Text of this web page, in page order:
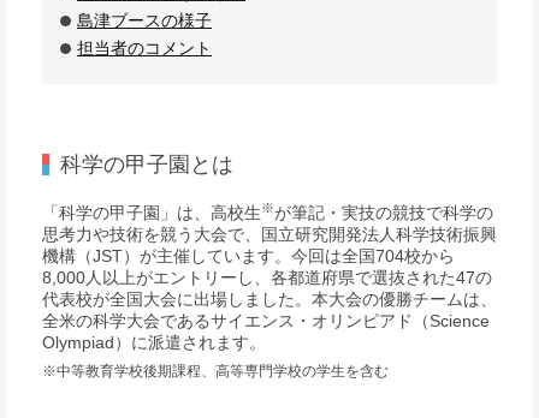
島津ブースの様子
担当者のコメント
科学の甲子園とは
「科学の甲子園」は、高校生※が筆記・実技の競技で科学の
思考力や技術を競う大会で、国立研究開発法人科学技術振興
機構（JST）が主催しています。今回は全国704校から
8,000人以上がエントリーし、各都道府県で選抜された47の
代表校が全国大会に出場しました。本大会の優勝チームは、
全米の科学大会であるサイエンス・オリンピアド（Science
Olympiad）に派遣されます。
※中等教育学校後期課程、高等専門学校の学生を含む